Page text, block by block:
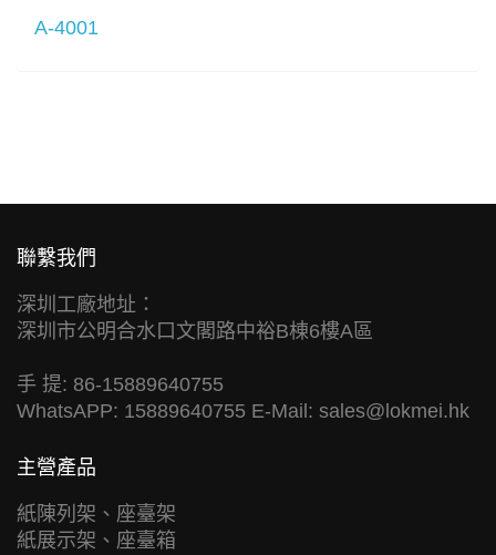
A-4001
聯繫我們
深圳工廠地址：
深圳市公明合水口文閣路中裕B棟6樓A區
手 提: 86-15889640755
WhatsAPP: 15889640755 E-Mail: sales@lokmei.hk
主營產品
紙陳列架、座臺架
紙展示架、座臺箱